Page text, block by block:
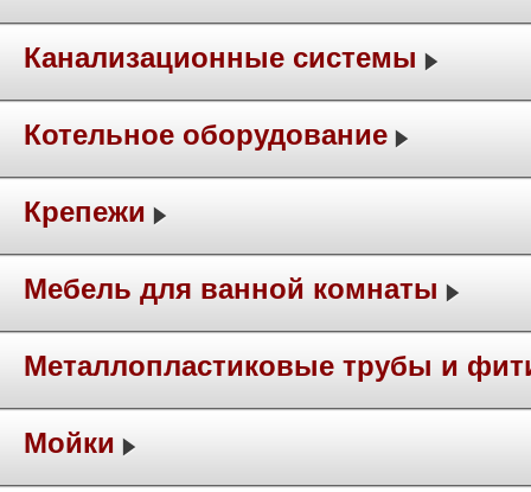
Канализационные системы
Котельное оборудование
Крепежи
Мебель для ванной комнаты
Металлопластиковые трубы и
Мойки